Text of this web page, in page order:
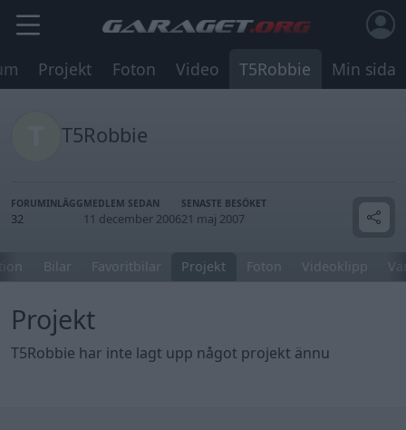
Projekt Foton Video T5Robbie Min sida
T5Robbie
FORUMINLÄGG
32
MEDLEM SEDAN
11 december 2006
SENASTE BESÖKET
21 maj 2007
Bilar Favoritbilar Projekt Foton Videoklipp
Projekt
T5Robbie har inte lagt upp något projekt ännu